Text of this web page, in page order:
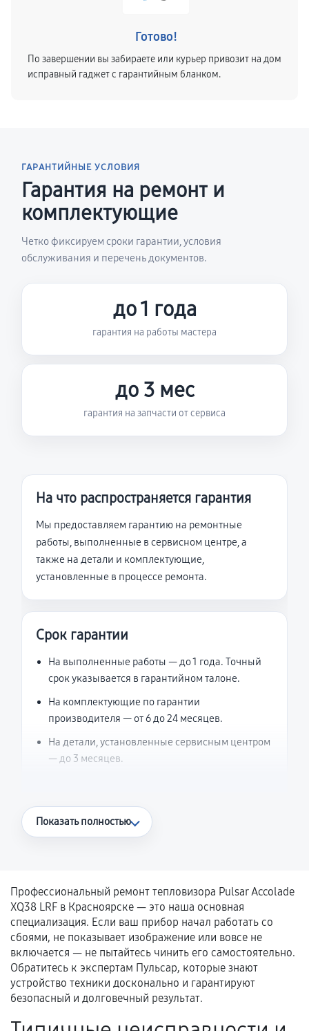
Готово!
По завершении вы забираете или курьер привозит на дом
исправный гаджет с гарантийным бланком.
ГАРАНТИЙНЫЕ УСЛОВИЯ
Гарантия на ремонт и
комплектующие
Четко фиксируем сроки гарантии, условия
обслуживания и перечень документов.
до 1 года
гарантия на работы мастера
до 3 мес
гарантия на запчасти от сервиса
На что распространяется гарантия
Мы предоставляем гарантию на ремонтные
работы, выполненные в сервисном центре, а
также на детали и комплектующие,
установленные в процессе ремонта.
Срок гарантии
На выполненные работы — до 1 года. Точный
срок указывается в гарантийном талоне.
На комплектующие по гарантии
производителя — от 6 до 24 месяцев.
На детали, установленные сервисным центром
— до 3 месяцев.
Что считается гарантийным случаем
Поломка установленной детали при
нормальной эксплуатации в течение
гарантийного срока.
Несоответствие комплектующей заявленным
техническим характеристикам.
Показать полностью
Профессиональный ремонт тепловизора Pulsar Accolade
XQ38 LRF в Красноярске — это наша основная
специализация. Если ваш прибор начал работать со
сбоями, не показывает изображение или вовсе не
включается — не пытайтесь чинить его самостоятельно.
Обратитесь к экспертам Пульсар, которые знают
устройство техники досконально и гарантируют
безопасный и долговечный результат.